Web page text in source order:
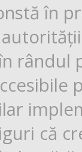
în
rândul
că